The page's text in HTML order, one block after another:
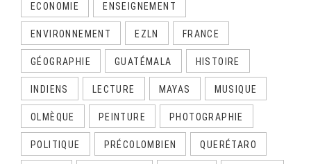
ECONOMIE ENSEIGNEMENT
ENVIRONNEMENT EZLN FRANCE
GÉOGRAPHIE GUATÉMALA HISTOIRE
INDIENS LECTURE MAYAS MUSIQUE
OLMÈQUE PEINTURE PHOTOGRAPHIE
POLITIQUE PRÉCOLOMBIEN QUERÉTARO